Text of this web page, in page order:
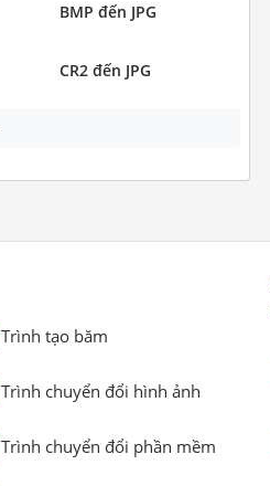
BMP đến JPG
CR2 đến JPG
Trình tạo băm
Trình chuyển đổi hình ảnh
Trình chuyển đổi phần mềm